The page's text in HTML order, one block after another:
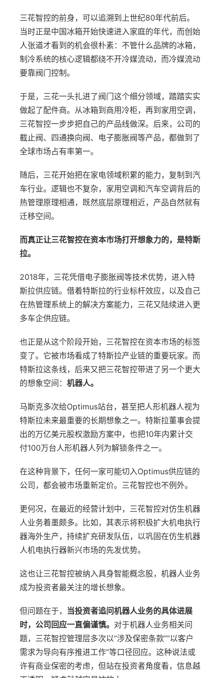
三花智控的前身，可以追溯到上世纪80年代前后。
当时正是中国冰箱开始快速进入家庭的年代，而创始
人张道才看到的机会很朴素：不管什么品牌的冰箱，
制冷系统的核心逻辑都绕不开冷媒流动，而冷媒流动
要靠阀门控制。
于是，三花一头扎进了阀门这个细分领域，踏踏实实
做起了配件商。从冰箱到商用冷柜，再到家用空调，
三花智控一步步把自己的产品线做深。后来，公司的
截止阀、四通换向阀、电子膨胀阀等产品，都做到了
全球市场占有率第一。
随后，三花开始把在家电领域积累的能力，复制到汽
车行业。逻辑也不复杂，家用空调和汽车空调背后的
热管理原理相通，既然底层原理相近，产品自然就有
迁移空间。
而真正让三花智控在资本市场打开想象力的，是特斯
拉。
2018年，三花凭借电子膨胀阀等技术优势，进入特
斯拉供应链。借着特斯拉的行业标杆效应，以及自己
在热管理系统上的解决方案能力，三花又陆续进入更
多车企供应链。
也正是从这个阶段开始，三花智控在资本市场的标签
变了。它被市场看成了特斯拉产业链的重要玩家。而
特斯拉这条线，后来又把三花智控带进了另一个更大
的想象空间： 机器人。
马斯克多次给Optimus站台，甚至把人形机器人视为
特斯拉未来最重要的长期想象之一。特斯拉董事会提
出的万亿美元股权激励方案中，也把10年内累计交
付100万台人形机器人列为解锁条件之一。
在这种背景下，任何一家可能切入Optimus供应链的
公司，都会被市场重新定价。三花智控也不例外。
更何况，在最近的经营计划中，三花智控对仿生机器
人业务着墨颇多。比如，其表示将积极扩大机电执行
器海外生产，持续扩充研发队伍，以巩固在仿生机器
人机电执行器新兴市场的先发优势。
这也让三花智控被纳入具身智能概念股，机器人业务
成为投资者最关注的增长想象。
但问题在于， 当投资者追问机器人业务的具体进展
时，公司回应一直偏谨慎。 对于机器人业务相关问
题，三花智控管理层多次以“涉及保密条款”“以客户
需求为导向有序推进工作”等口径回应。这种说法或
许有商业保密的考虑，但站在投资者角度看，信息越